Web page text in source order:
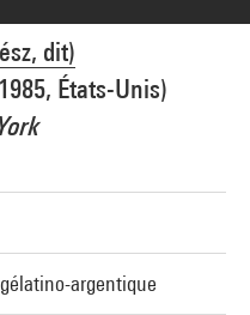
dit)
États-Unis)
argentique
Pompidou, MNAM-CCI